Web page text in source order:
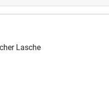
Lasche